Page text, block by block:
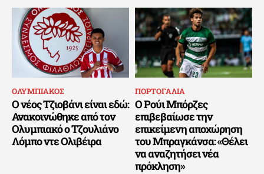
ΟΛΥΜΠΙΑΚΟΣ
Ο νέος Τζιοβάνι είναι εδώ:
Ανακοινώθηκε από τον
Ολυμπιακό ο Τζουλιάνο
Λόμπο ντε Ολιβέιρα
ΠΟΡΤΟΓΑΛΙΑ
Ο Ρούι Μπόρζες
επιβεβαίωσε την
επικείμενη αποχώρηση
του Μπραγκάνσα: «Θέλει
να αναζητήσει νέα
πρόκληση»